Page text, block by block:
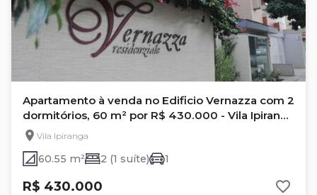
Apartamento à venda no Edificio Vernazza com 2
dormitórios, 60 m² por R$ 430.000 - Vila Ipiranga
- Londrina/PR
Vila Ipiranga
60.55 m² 2 (1 suíte) 1
R$ 430.000